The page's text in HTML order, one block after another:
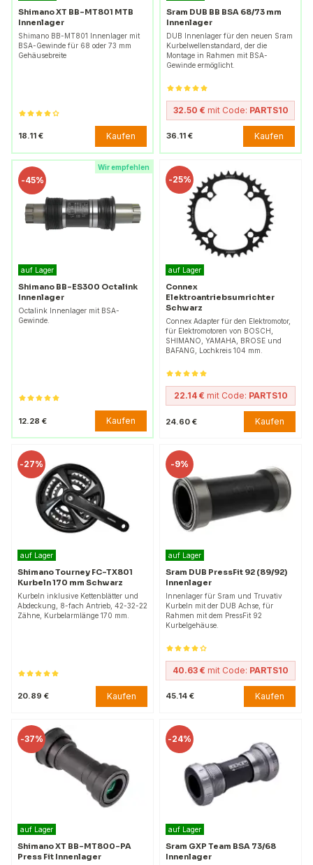
Shimano XT BB-MT801 MTB
Innenlager
Shimano BB-MT801 Innenlager mit
BSA-Gewinde für 68 oder 73 mm
Gehäusebreite
18.11 € Kaufen
Sram DUB BB BSA 68/73 mm
Innenlager
DUB Innenlager für den neuen Sram
Kurbelwellenstandard, der die
Montage in Rahmen mit BSA-
Gewinde ermöglicht.
32.50 € mit Code: PARTS10
36.11 € Kaufen
Wir empfehlen
-45%
auf Lager
Shimano BB-ES300 Octalink
Innenlager
Octalink Innenlager mit BSA-
Gewinde.
12.28 € Kaufen
-25%
auf Lager
Connex
Elektroantriebsumrichter
Schwarz
Connex Adapter für den Elektromotor,
für Elektromotoren von BOSCH,
SHIMANO, YAMAHA, BROSE und
BAFANG, Lochkreis 104 mm.
22.14 € mit Code: PARTS10
24.60 € Kaufen
-27%
auf Lager
Shimano Tourney FC-TX801
Kurbeln 170 mm Schwarz
Kurbeln inklusive Kettenblätter und
Abdeckung, 8-fach Antrieb, 42-32-22
Zähne, Kurbelarmlänge 170 mm.
20.89 € Kaufen
-9%
auf Lager
Sram DUB PressFit 92 (89/92)
Innenlager
Innenlager für Sram und Truvativ
Kurbeln mit der DUB Achse, für
Rahmen mit dem PressFit 92
Kurbelgehäuse.
40.63 € mit Code: PARTS10
45.14 € Kaufen
-37%
auf Lager
Shimano XT BB-MT800-PA
Press Fit Innenlager
-24%
auf Lager
Sram GXP Team BSA 73/68
Innenlager